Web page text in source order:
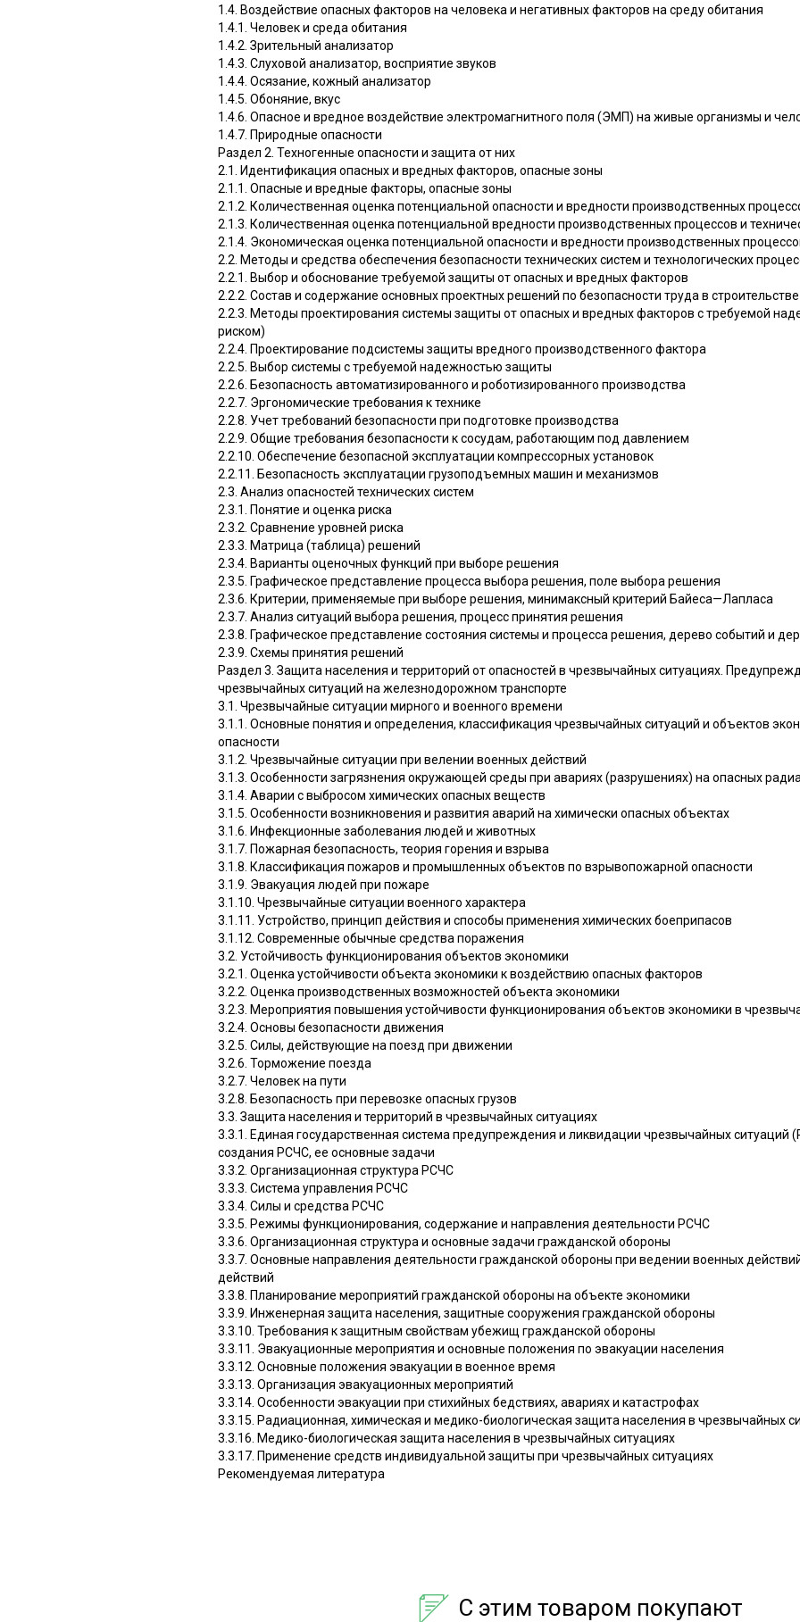
1.4. Воздействие опасных факторов на человека и негативных факторов на среду обитания
1.4.1. Человек и среда обитания
1.4.2. Зрительный анализатор
1.4.3. Слуховой анализатор, восприятие звуков
1.4.4. Осязание, кожный анализатор
1.4.5. Обоняние, вкус
1.4.6. Опасное и вредное воздействие электромагнитного поля (ЭМП) на живые организмы и
1.4.7. Природные опасности
Раздел 2. Техногенные опасности и защита от них
2.1. Идентификация опасных и вредных факторов, опасные зоны
2.1.1. Опасные и вредные факторы, опасные зоны
2.1.2. Количественная оценка потенциальной опасности и вредности производственных
2.1.3. Количественная оценка потенциальной вредности производственных процессов и
2.1.4. Экономическая оценка потенциальной опасности и вредности производственных
2.2. Методы и средства обеспечения безопасности технических систем и технологических
2.2.1. Выбор и обоснование требуемой защиты от опасных и вредных факторов
2.2.2. Состав и содержание основных проектных решений по безопасности труда в строительстве
2.2.3. Методы проектирования системы защиты от опасных и вредных факторов с требуемой
риском)
2.2.4. Проектирование подсистемы защиты вредного производственного фактора
2.2.5. Выбор системы с требуемой надежностью защиты
2.2.6. Безопасность автоматизированного и роботизированного производства
2.2.7. Эргономические требования к технике
2.2.8. Учет требований безопасности при подготовке производства
2.2.9. Общие требования безопасности к сосудам, работающим под давлением
2.2.10. Обеспечение безопасной эксплуатации компрессорных установок
2.2.11. Безопасность эксплуатации грузоподъемных машин и механизмов
2.3. Анализ опасностей технических систем
2.3.1. Понятие и оценка риска
2.3.2. Сравнение уровней риска
2.3.3. Матрица (таблица) решений
2.3.4. Варианты оценочных функций при выборе решения
2.3.5. Графическое представление процесса выбора решения, поле выбора решения
2.3.6. Критерии, применяемые при выборе решения, минимаксный критерий Байеса—Лапласа
2.3.7. Анализ ситуаций выбора решения, процесс принятия решения
2.3.8. Графическое представление состояния системы и процесса решения, дерево событий и
2.3.9. Схемы принятия решений
Раздел 3. Защита населения и территорий от опасностей в чрезвычайных ситуациях.
чрезвычайных ситуаций на железнодорожном транспорте
3.1. Чрезвычайные ситуации мирного и военного времени
3.1.1. Основные понятия и определения, классификация чрезвычайных ситуаций и объектов
опасности
3.1.2. Чрезвычайные ситуации при велении военных действий
3.1.3. Особенности загрязнения окружающей среды при авариях (разрушениях) на опасных
3.1.4. Аварии с выбросом химических опасных веществ
3.1.5. Особенности возникновения и развития аварий на химически опасных объектах
3.1.6. Инфекционные заболевания людей и животных
3.1.7. Пожарная безопасность, теория горения и взрыва
3.1.8. Классификация пожаров и промышленных объектов по взрывопожарной опасности
3.1.9. Эвакуация людей при пожаре
3.1.10. Чрезвычайные ситуации военного характера
3.1.11. Устройство, принцип действия и способы применения химических боеприпасов
3.1.12. Современные обычные средства поражения
3.2. Устойчивость функционирования объектов экономики
3.2.1. Оценка устойчивости объекта экономики к воздействию опасных факторов
3.2.2. Оценка производственных возможностей объекта экономики
3.2.3. Мероприятия повышения устойчивости функционирования объектов экономики в
3.2.4. Основы безопасности движения
3.2.5. Силы, действующие на поезд при движении
3.2.6. Торможение поезда
3.2.7. Человек на пути
3.2.8. Безопасность при перевозке опасных грузов
3.3. Защита населения и территорий в чрезвычайных ситуациях
3.3.1. Единая государственная система предупреждения и ликвидации чрезвычайных ситуаций
создания РСЧС, ее основные задачи
3.3.2. Организационная структура РСЧС
3.3.3. Система управления РСЧС
3.3.4. Силы и средства РСЧС
3.3.5. Режимы функционирования, содержание и направления деятельности РСЧС
3.3.6. Организационная структура и основные задачи гражданской обороны
3.3.7. Основные направления деятельности гражданской обороны при ведении военных
действий
3.3.8. Планирование мероприятий гражданской обороны на объекте экономики
3.3.9. Инженерная защита населения, защитные сооружения гражданской обороны
3.3.10. Требования к защитным свойствам убежищ гражданской обороны
3.3.11. Эвакуационные мероприятия и основные положения по эвакуации населения
3.3.12. Основные положения эвакуации в военное время
3.3.13. Организация эвакуационных мероприятий
3.3.14. Особенности эвакуации при стихийных бедствиях, авариях и катастрофах
3.3.15. Радиационная, химическая и медико-биологическая защита населения в чрезвычайных
3.3.16. Медико-биологическая защита населения в чрезвычайных ситуациях
3.3.17. Применение средств индивидуальной защиты при чрезвычайных ситуациях
Рекомендуемая литература
С этим товаром покупают